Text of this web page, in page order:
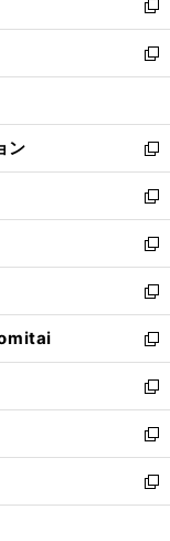
で
開
く
ド
ウ
で
開
ィ
ン
ド
ウ
開
く
い
ウ
ィ
ン
ウ
で
開
く
新
し
い
ウ
ン
ド
ウ
で
開
く
新
し
ウ
ィ
ン
ド
ウ
で
開
く
ン
新
し
い
ウ
ィ
ン
ド
ウ
で
開
く
新
し
い
ウ
ィ
ン
ド
ウ
で
開
く
新
し
い
ウ
ィ
ン
ド
ウ
で
開
く
新
し
い
ウ
ィ
ン
ド
ウ
で
開
新
し
い
ウ
ィ
ン
ド
ウ
新
し
い
ウ
ィ
ン
新
し
い
ウ
新
し